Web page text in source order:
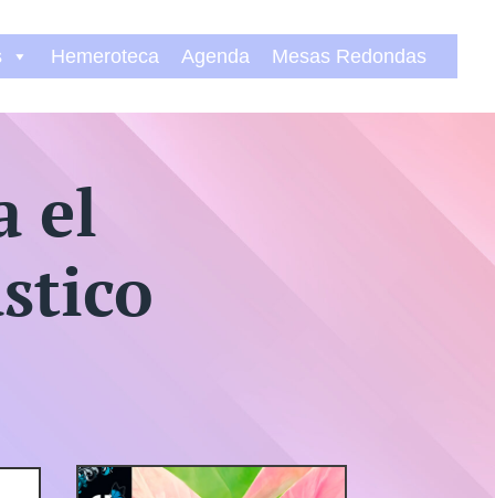
Hemeroteca Agenda Mesas Redondas
el